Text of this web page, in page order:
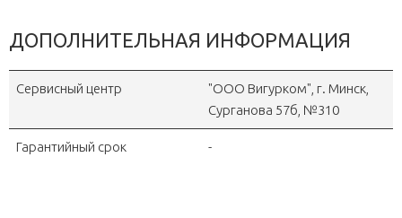
ДОПОЛНИТЕЛЬНАЯ ИНФОРМАЦИЯ
Сервисный центр
"OOO Вигурком", г. Минск,
Сурганова 57б, №310
Гарантийный срок -